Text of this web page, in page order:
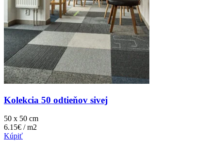
Kolekcia 50 odtieňov sivej
50 x 50 cm
6.15€ / m2
Kúpiť